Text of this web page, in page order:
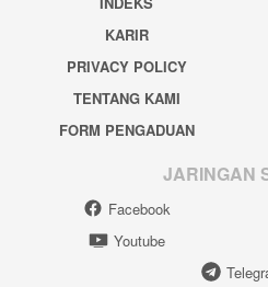
KARIR
PRIVACY POLICY
TENTANG KAMI
FORM PENGADUAN
JARINGAN
Facebook
Youtube